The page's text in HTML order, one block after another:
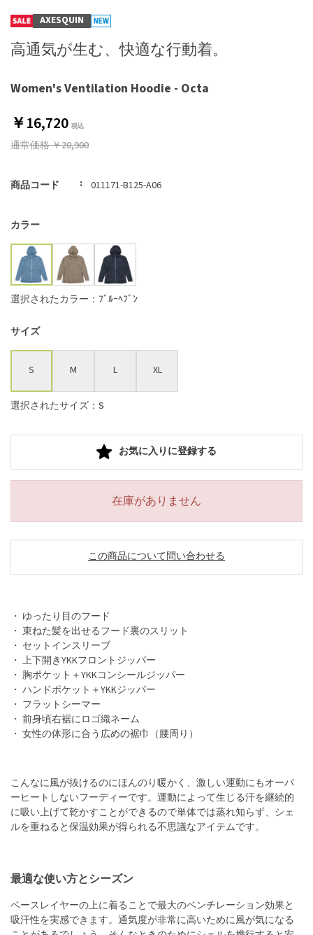
Women's Ventilation Hoodie - Octa
AXESQUIN
高通気が生む、快適な行動着。
￥16,720
通常価格￥20,900
商品コード 011171-B125-A06
カラー
選択されたカラー：ﾌﾞﾙｰﾍﾌﾞﾝ
サイズ
S M L XL
選択されたサイズ：S
お気に入りに登録する
在庫がありません
この商品について問い合わせる
・ ゆったり目のフード
・ 束ねた髪を出せるフード裏のスリット
・ セットインスリーブ
・ 上下開きYKKフロントジッパー
・ 胸ポケット＋YKKコンシールジッパー
・ ハンドポケット＋YKKジッパー
・ フラットシーマー
・ 前身頃右裾にロゴ織ネーム
・ 女性の体形に合う広めの裾巾（腰周り）
こんなに風が抜けるのにほんのり暖かく、激しい運動にもオーバ
ーヒートしないフーディーです。運動によって生じる汗を継続的
に吸い上げて乾かすことができるので単体では蒸れ知らず、シェ
ルを重ねると保温効果が得られる不思議なアイテムです。
最適な使い方とシーズン
ベースレイヤーの上に着ることで最大のベンチレーション効果と
吸汗性を実感できます。通気度が非常に高いために風が気になる